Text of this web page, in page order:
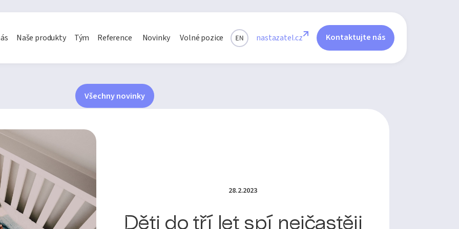
Naše produkty Tým Reference Novinky Volné pozice nastazatel.cz Kontaktujte nás
Všechny novinky
28.2.2023
Děti do tří let spí nejčastěji